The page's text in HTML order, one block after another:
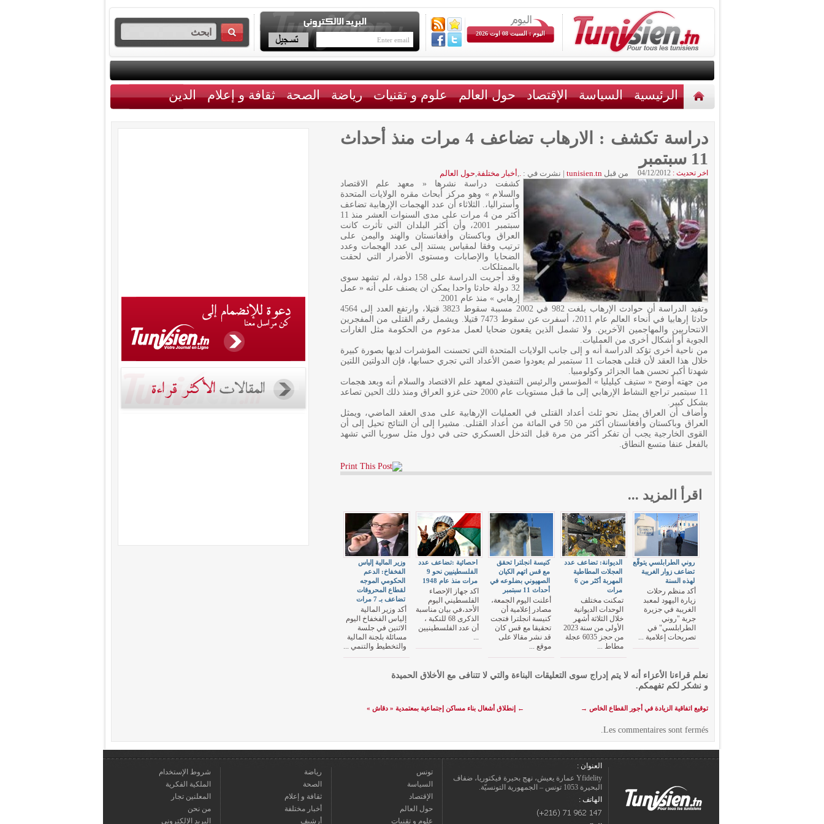
اليوم : السبت 08 اوت 2026
الرئيسية السياسة الإقتصاد حول العالم علوم و تقنيات رياضة الصحة ثقافة و إعلام الدين
دراسة تكشف : الارهاب تضاعف 4 مرات منذ أحداث
11 سبتمبر
اخر تحديث : 04/12/2012 من قبلtunisien.tn
| نشرت في :.
, أخبار مختلفة,حول العالم
كشفت دراسة نشرها « معهد علم الاقتصاد
والسلام » وهو مركز أبحاث مقره الولايات المتحدة
وأستراليا،. الثلاثاء أن عدد الهجمات الإرهابية تضاعف
أكثر من 4 مرات على مدى السنوات العشر منذ 11
سبتمبر 2001، وأن أكثر البلدان التي تأثرت كانت
العراق وباكستان وأفغانستان والهند واليمن على
ترتيب وفقا لمقياس يستند إلى عدد الهجمات وعدد
الضحايا والإصابات ومستوى الأضرار التي لحقت
بالممتلكات.
وقد أجريت الدراسة على 158 دولة، لم تشهد سوى
32 دولة حادثا واحدا يمكن ان يصنف على أنه « عمل
إرهابي » منذ عام 2001.
وتفيد الدراسة أن حوادث الإرهاب بلغت 982 في 2002 مسببة سقوط 3823 قتيلا، وارتفع العدد إلى 4564
حادثا إرهابيا في أنحاء العالم عام 2011، أسفرت عن سقوط 7473 قتيلا. ويشمل رقم القتلى من المفجرين
الانتحاريين والمهاجمين الآخرين. ولا تشمل الذين يقعون ضحايا لعمل مدعوم من الحكومة مثل الغارات
الجوية أو أشكال أخرى من العمليات.
من ناحية أخرى تؤكد الدراسة أنه و إلى جانب الولايات المتحدة التي تحسنت المؤشرات لديها بصورة كبيرة
خلال هذا العقد لأن قتلى هجمات 11 سبتمبر لم يعودوا ضمن الأعداد التي تجري حسابها، فإن الدولتين اللتين
شهدتا أكبر تحسن هما الجزائر وكولومبيا.
من جهته أوضح « ستيف كيليليا » المؤسس والرئيس التنفيذي لمعهد علم الاقتصاد والسلام أنه وبعد هجمات
11 سبتمبر تراجع النشاط الإرهابي إلى ما قبل مستويات عام 2000 حتى غزو العراق ومنذ ذلك الحين تصاعد
بشكل كبير.
وأضاف أن العراق يمثل نحو ثلث أعداد القتلى في العمليات الإرهابية على مدى العقد الماضي، ويمثل
العراق وباكستان وأفغانستان أكثر من 50 في المائة من أعداد القتلى. مشيرا إلى أن النتائج تحيل إلى أن
القوى الخارجية يجب أن تفكر أكثر من مرة قبل التدخل العسكري حتى في دول مثل سوريا التي تشهد
بالفعل عنفا متسع النطاق.
اقرأ المزيد ...
وزير المالية إلياس
الفخفاخ: الدعم
الحكومي الموجه
لقطاع المحروقات
تضاعف بـ 7 مرات
أكد وزير المالية
إلياس الفخفاخ اليوم
الاثنين في جلسة
مسائلة بلجنة المالية
والتخطيط والتنمي ...
احصائية :تضاعف عدد
الفلسطينيين نحو 9
مرات منذ عام 1948
اكد جهاز الإحصاء
الفلسطيني اليوم
الأحد،في بيان مناسبة
الذكرى 68 للنكبة ،
أن عدد الفلسطينيين
...
كنيسة انجلترا تحقق
مع قس اتهم الكيان
الصهيوني بضلوعه في
أحداث 11 سبتمبر
أعلنت اليوم الجمعة،
مصادر إعلامية أن
كنيسة انجلترا فتجت
تحقيقا مع قس كان
قد نشر مقالا على
موقع ...
الديوانة: تضاعف عدد
العجلات المطاطية
المهربة أكثر من 6
مرات
تمكنت مختلف
الوحدات الديوانية
خلال الثلاثة أشهر
الأولى من سنة 2023
من حجز 6035 عجلة
مطاط ...
روني الطرابلسي يتوقّع
تضاعف زوار الغريبة
لهذه السنة
أكد منظم رحلات
زيارة اليهود لمعبد
الغريبة في جزيرة
جربة "روني
الطرابلسي" في
تصريحات إعلامية ...
نعلم قراءنا الأعزاء أنه لا يتم إدراج سوى التعليقات البناءة والتي لا تتنافى مع الأخلاق الحميدة
و نشكر لكم تفهمكم.
← إنطلاق أشغال بناء مساكن إجتماعية بمعتمدية « دقاش » توقيع اتفاقية الزيادة في أجور القطاع الخاص →
Les commentaires sont fermés.
العنوان :
Yfidelity عمارة يعيش، نهج بحيرة فيكتوريا، ضفاف
البحيرة 1053 تونس – الجمهورية التونسيّة.
الهاتف :
تونس
السياسة
الإقتصاد
حول العالم
علوم و تقنيات
رياضة
الصحة
ثقافة و إعلام
أخبار مختلفة
أرشيف
شروط الإستخدام
الملكية الفكرية
المعلنين تجار
من نحن
البريد الالكتروني